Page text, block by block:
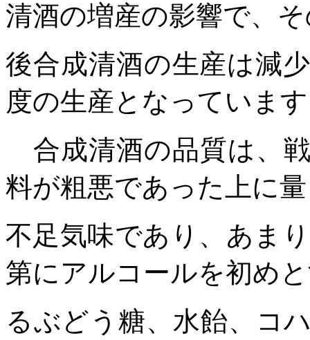
清酒の増産の影響で、
後合成清酒の生産は減
度の生産となっていま
合成清酒の品質は、
料が粗悪であった上に
不足気味であり、あま
第にアルコールを初め
るぶどう糖、水飴、コ